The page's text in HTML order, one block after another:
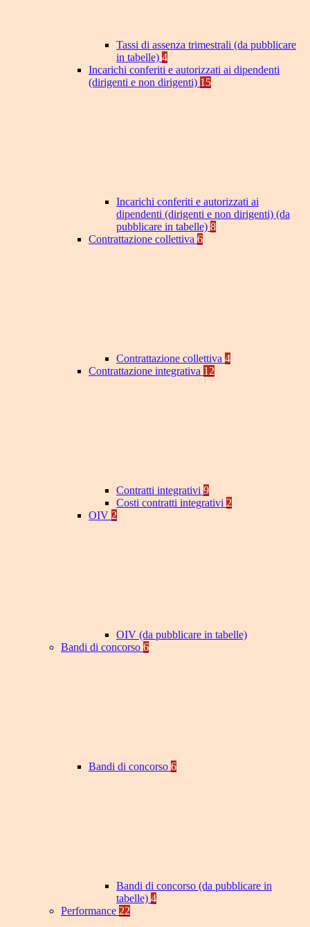
Tassi di assenza trimestrali (da pubblicare
in tabelle) 4
Incarichi conferiti e autorizzati ai dipendenti
(dirigenti e non dirigenti) 15
Incarichi conferiti e autorizzati ai
dipendenti (dirigenti e non dirigenti) (da
pubblicare in tabelle) 8
Contrattazione collettiva 6
Contrattazione collettiva 4
Contrattazione integrativa 12
Contratti integrativi 9
Costi contratti integrativi 2
OIV 2
OIV (da pubblicare in tabelle)
Bandi di concorso 6
Bandi di concorso 6
Bandi di concorso (da pubblicare in
tabelle) 4
Performance 22